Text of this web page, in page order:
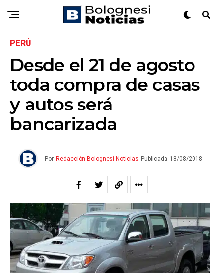
PERÚ
Desde el 21 de agosto
toda compra de casas
y autos será
bancarizada
Por Redacción Bolognesi Noticias Publicada 18/08/2018